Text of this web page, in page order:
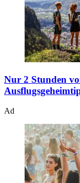
Nur 2 Stunden
Ad